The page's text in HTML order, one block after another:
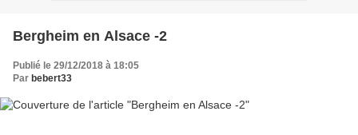
Bergheim en Alsace -2
Publié le 29/12/2018 à 18:05
Par bebert33